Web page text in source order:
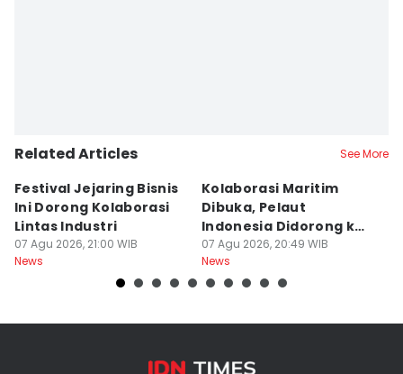
Related Articles See More
Festival Jejaring Bisnis
Ini Dorong Kolaborasi
Lintas Industri
07 Agu 2026, 21:00 WIB
News
Kolaborasi Maritim
Dibuka, Pelaut
Indonesia Didorong ke
Pasar Global
07 Agu 2026, 20:49 WIB
News